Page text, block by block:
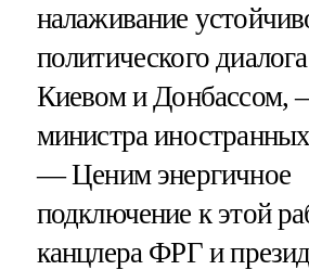
налаживание
политического
Киевом и Донбассом,
министра
— Ценим энергичное
подключение к этой
канцлера ФРГ и